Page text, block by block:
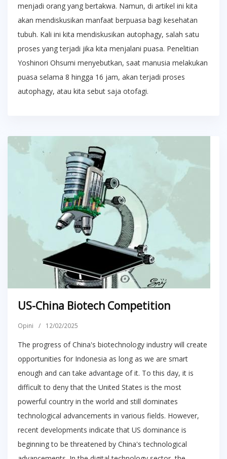
menjadi orang yang bertakwa. Namun, di artikel ini kita
akan mendiskusikan manfaat berpuasa bagi kesehatan
tubuh. Kali ini kita mendiskusikan autophagy, salah satu
proses yang terjadi jika kita menjalani puasa. Penelitian
Yoshinori Ohsumi menyebutkan, saat manusia melakukan
puasa selama 8 hingga 16 jam, akan terjadi proses
autophagy, atau kita sebut saja otofagi.
US-China Biotech Competition
Opini / 12/02/2025
The progress of China's biotechnology industry will create
opportunities for Indonesia as long as we are smart
enough and can take advantage of it. To this day, it is
difficult to deny that the United States is the most
powerful country in the world and still dominates
technological advancements in various fields. However,
recent developments indicate that US dominance is
beginning to be threatened by China's technological